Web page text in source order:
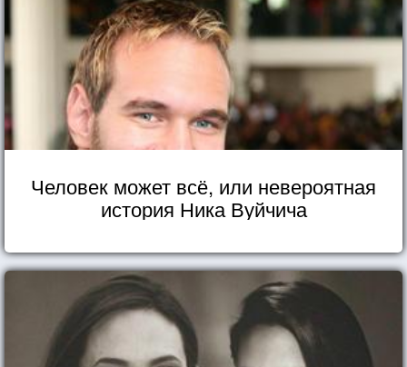
Человек может всё, или невероятная
история Ника Вуйчича